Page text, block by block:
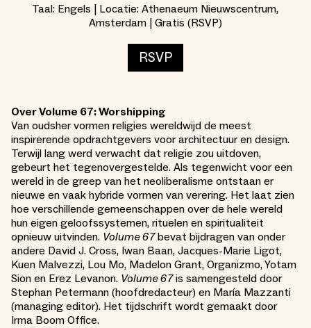
Taal: Engels | Locatie: Athenaeum Nieuwscentrum,
Amsterdam | Gratis (RSVP)
RSVP
Over Volume 67: Worshipping
Van oudsher vormen religies wereldwijd de meest
inspirerende opdrachtgevers voor architectuur en design.
Terwijl lang werd verwacht dat religie zou uitdoven,
gebeurt het tegenovergestelde. Als tegenwicht voor een
wereld in de greep van het neoliberalisme ontstaan er
nieuwe en vaak hybride vormen van verering. Het laat zien
hoe verschillende gemeenschappen over de hele wereld
hun eigen geloofssystemen, rituelen en spiritualiteit
opnieuw uitvinden. Volume 67bevat bijdragen van onder
andere David J. Cross, Iwan Baan, Jacques-Marie Ligot,
Kuen Malvezzi, Lou Mo, Madelon Grant, Organizmo, Yotam
Sion en Erez Levanon. Volume 67is samengesteld door
Stephan Petermann (hoofdredacteur) en María Mazzanti
(managing editor). Het tijdschrift wordt gemaakt door
Irma Boom Office.